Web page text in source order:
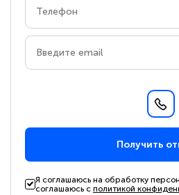
Получить
Я соглашаюсь на обработку
соглашаюсь сполитикой